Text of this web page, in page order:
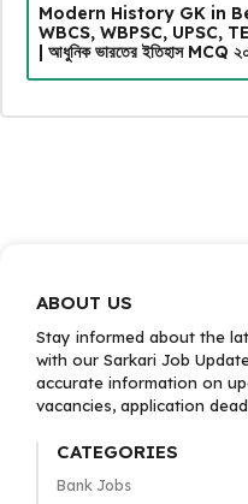
Modern History GK in
WBCS, WBPSC, UPSC, TET,
| আধুনিক ভারতের ইতিহাস MCQ
ABOUT US
Stay informed about the
with our Sarkari Job
accurate information on
vacancies, application
CATEGORIES
Bank Jobs